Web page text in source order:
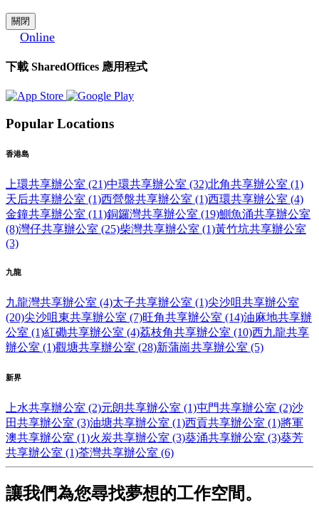
關閉
Online
下載 SharedOffices 應用程式
Popular Locations
香港島
上環共享辦公室 (21)中環共享辦公室 (32)北角共享辦公室 (1)
天后共享辦公室 (1)西營盤共享辦公室 (1)西環共享辦公室 (4)
金鐘共享辦公室 (11)銅鑼灣共享辦公室 (19)鰂魚涌共享辦公室
(8)灣仔共享辦公室 (25)柴灣共享辦公室 (1)黃竹坑共享辦公室
(3)
九龍
九龍灣共享辦公室 (4)太子共享辦公室 (1)尖沙咀共享辦公室
(20)尖沙咀東共享辦公室 (7)旺角共享辦公室 (14)油麻地共享辦
公室 (1)紅磡共享辦公室 (4)荔枝角共享辦公室 (10)西九龍共享
辦公室 (1)觀塘共享辦公室 (28)新蒲崗共享辦公室 (5)
新界
上水共享辦公室 (2)元朗共享辦公室 (1)屯門共享辦公室 (2)沙
田共享辦公室 (3)油塘共享辦公室 (1)西貢共享辦公室 (1)將軍
澳共享辦公室 (1)火炭共享辦公室 (3)葵涌共享辦公室 (3)葵芳
共享辦公室 (1)荃灣共享辦公室 (6)
讓我們為您尋找夢想的工作空間。